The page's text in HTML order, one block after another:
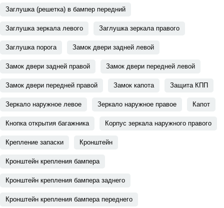
Заглушка (решетка) в бампер передний
Заглушка зеркала левого Заглушка зеркала правого
Заглушка порога Замок двери задней левой
Замок двери задней правой Замок двери передней левой
Замок двери передней правой Замок капота Защита КПП
Зеркало наружное левое Зеркало наружное правое Капот
Кнопка открытия багажника Корпус зеркала наружного правого
Крепление запаски Кронштейн
Кронштейн крепления бампера
Кронштейн крепления бампера заднего
Кронштейн крепления бампера переднего